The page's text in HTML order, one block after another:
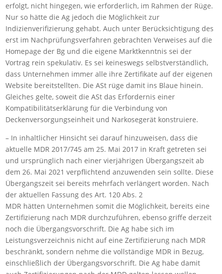
erfolgt, nicht hingegen, wie erforderlich, im Rahmen der Rüge.
Nur so hätte die Ag jedoch die Möglichkeit zur
Indizienverifizierung gehabt. Auch unter Berücksichtigung des
erst im Nachprüfungsverfahren gebrachten Verweises auf die
Homepage der Bg und die eigene Marktkenntnis sei der
Vortrag rein spekulativ. Es sei keineswegs selbstverständlich,
dass Unternehmen immer alle ihre Zertifikate auf der eigenen
Website bereitstellten. Die ASt rüge damit ins Blaue hinein.
Gleiches gelte, soweit die ASt das Erfordernis einer
Kompatibilitätserklärung für die Verbindung von
Deckenversorgungseinheit und Narkosegerät konstruiere.
– In inhaltlicher Hinsicht sei darauf hinzuweisen, dass die
aktuelle MDR 2017/745 am 25. Mai 2017 in Kraft getreten sei
und ursprünglich nach einer vierjährigen Übergangszeit ab
dem 26. Mai 2021 verpflichtend anzuwenden sein sollte. Diese
Übergangszeit sei bereits mehrfach verlängert worden. Nach
der aktuellen Fassung des Art. 120 Abs. 2
MDR hätten Unternehmen somit die Möglichkeit, bereits eine
Zertifizierung nach MDR durchzuführen, ebenso griffe derzeit
noch die Übergangsvorschrift. Die Ag habe sich im
Leistungsverzeichnis nicht auf eine Zertifizierung nach MDR
beschränkt, sondern nehme die vollständige MDR in Bezug,
einschließlich der Übergangsvorschrift. Die Ag habe damit